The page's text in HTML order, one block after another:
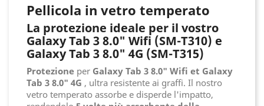
Pellicola in vetro temperato
La protezione ideale per il vostro
Galaxy Tab 3 8.0" Wifi (SM-T310) e
Galaxy Tab 3 8.0" 4G (SM-T315)
Protezione per Galaxy Tab 3 8.0" Wifi et Galaxy
Tab 3 8.0" 4G , ultra resistente ai graffi. Il nostro
vetro temperato assorbe e disperde l'impatto,